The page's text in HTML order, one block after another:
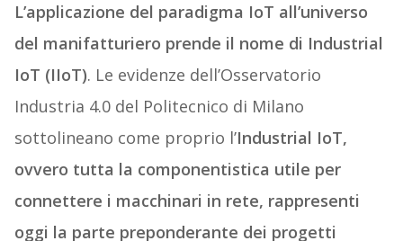
L’applicazione del paradigma IoT all’universo
del manifatturiero prende il nome di Industrial
IoT (IIoT). Le evidenze dell’Osservatorio
Industria 4.0 del Politecnico di Milano
sottolineano come proprio l’Industrial IoT,
ovvero tutta la componentistica utile per
connettere i macchinari in rete, rappresenti
oggi la parte preponderante dei progetti